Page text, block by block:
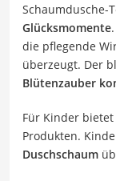
Schaumdusche-
Glücksmomente
die pflegende
überzeugt. Der
Blütenzauber
Für Kinder
Produkten.
Duschschaum